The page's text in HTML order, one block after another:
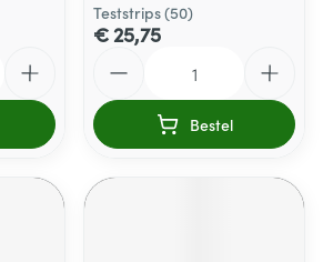
Teststrips (50)
€ 25,75
Bestel